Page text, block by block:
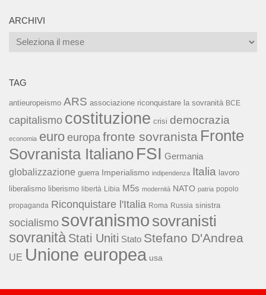
ARCHIVI
Archivi
TAG
antieuropeismo ARS associazione riconquistare la sovranità BCE
capitalismo costituzione crisi democrazia
economia euro europa fronte sovranista Fronte
Sovranista Italiano FSI Germania
globalizzazione guerra Imperialismo indipendenza Italia lavoro
liberalismo liberismo libertà Libia M5s modernità NATO patria popolo
propaganda Riconquistare l'Italia Roma Russia sinistra
socialismo sovranismo sovranisti
sovranità Stati Uniti Stato Stefano D'Andrea
UE Unione europea usa